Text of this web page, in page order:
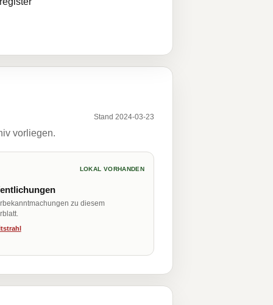
Stand 2024-03-23
vorliegen.
LOKAL VORHANDEN
zu diesem